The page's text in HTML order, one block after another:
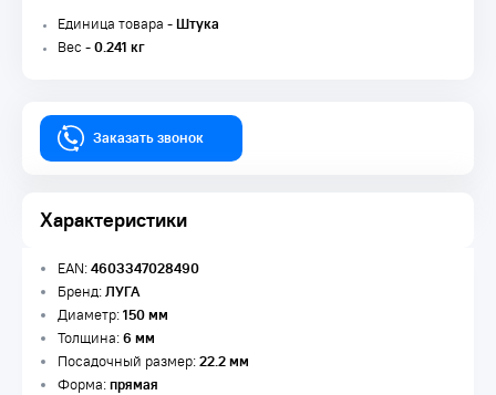
Единица товара -Штука
Вес -0.241 кг
Заказать звонок
Характеристики
EAN:4603347028490
Бренд:ЛУГА
Диаметр:150 мм
Толщина:6 мм
Посадочный размер:22.2 мм
Форма:прямая